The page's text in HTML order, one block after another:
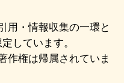
用・情報収集の一環と
しています。
作権は帰属されていま